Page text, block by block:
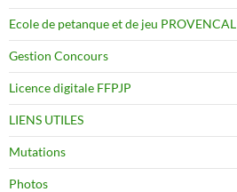
Ecole de petanque et de jeu PROVENCAL
Gestion Concours
Licence digitale FFPJP
LIENS UTILES
Mutations
Photos